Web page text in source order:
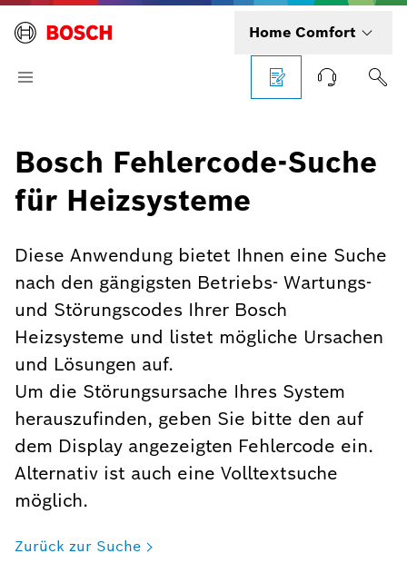
Home Comfort
Bosch Fehlercode-Suche
für Heizsysteme
Diese Anwendung bietet Ihnen eine Suche
nach den gängigsten Betriebs- Wartungs-
und Störungscodes Ihrer Bosch
Heizsysteme und listet mögliche Ursachen
und Lösungen auf.
Um die Störungsursache Ihres System
herauszufinden, geben Sie bitte den auf
dem Display angezeigten Fehlercode ein.
Alternativ ist auch eine Volltextsuche
möglich.
Zurück zur Suche